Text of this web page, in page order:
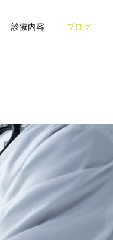
診療内容 ブログ
ワキガ
ーマ